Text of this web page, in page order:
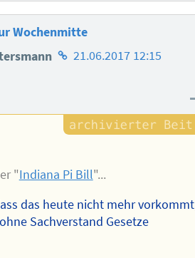
Wochenmitte
Homepage
21.06.2017 12:15
"Indiana Pi Bill"...
das heute nicht mehr
Sachverstand Gesetze